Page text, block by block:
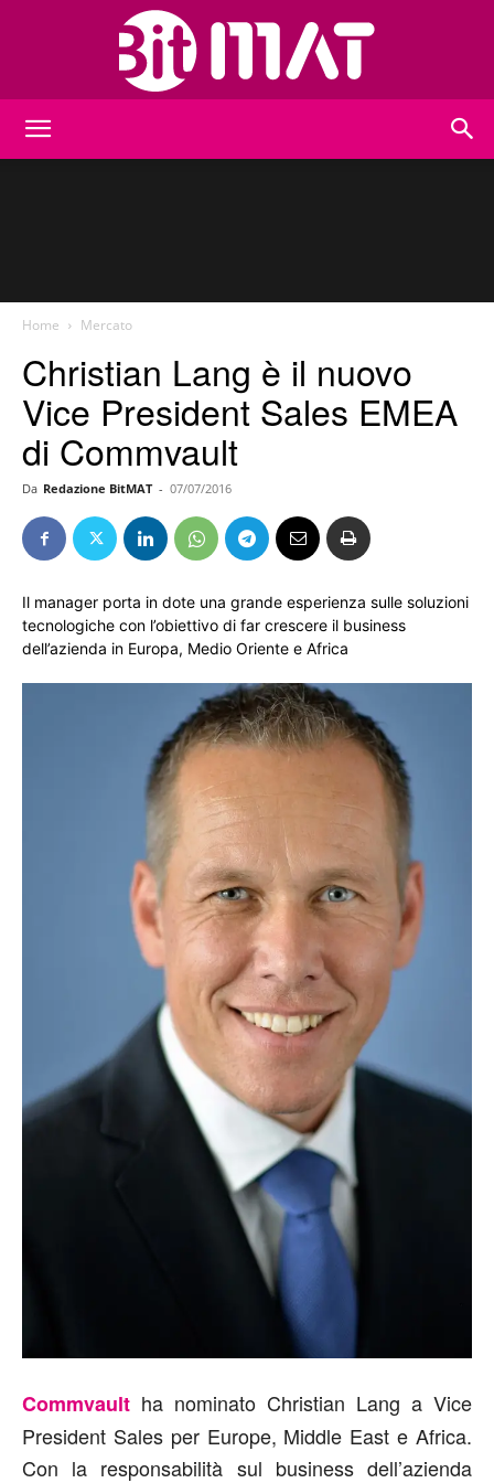
Home Mercato
Christian Lang è il nuovo
Vice President Sales EMEA
di Commvault
Da Redazione BitMAT - 07/07/2016
Il manager porta in dote una grande esperienza sulle soluzioni
tecnologiche con l’obiettivo di far crescere il business
dell’azienda in Europa, Medio Oriente e Africa
Commvault ha nominato Christian Lang a Vice
President Sales per Europe, Middle East e Africa.
Con la responsabilità sul business dell’azienda